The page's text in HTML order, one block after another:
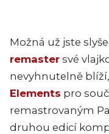
Možná už jste
remaster své
nevyhnutelně
Elements pro
remastrovaným
druhou edicí